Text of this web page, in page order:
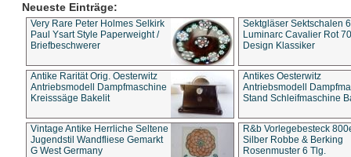
Neueste Einträge:
Very Rare Peter Holmes Selkirk
Paul Ysart Style Paperweight /
Briefbeschwerer
Sektgläser Sektschalen
Luminarc Cavalier Rot
Design Klassiker
Antike Rarität Orig. Oesterwitz
Antriebsmodell Dampfmaschine
Kreisssäge Bakelit
Antikes Oesterwitz
Antriebsmodell
Stand Schleifmaschine
Vintage Antike Herrliche Seltene
Jugendstil Wandfliese Gemarkt
G West Germany
R&b Vorlegebesteck
Silber Robbe & Berking
Rosenmuster 6 Tlg.